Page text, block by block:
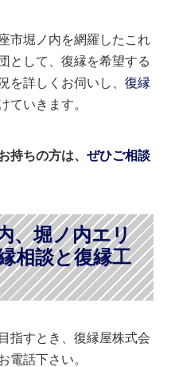
市堀ノ内を網羅したこれ
として、復縁を希望する
を詳しくお伺いし、復縁
ていきます。
持ちの方は、ぜひご相談
、堀ノ内エリ
相談と復縁工
指すとき、復縁屋株式会
電話下さい。